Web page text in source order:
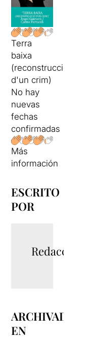
Terra
baixa
(reconstrucció
d'un crim)
No hay
nuevas
fechas
confirmadas
Más
información
ESCRITO
POR
Redacció
ARCHIVADO
EN